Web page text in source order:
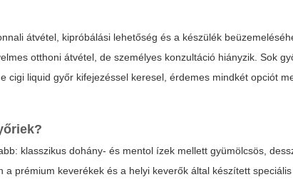
átvétel, kipróbálási lehetőség és a készülék
otthoni átvétel, de személyes konzultáció hiányzik. Sok
e cigi liquid győr kifejezéssel keresel, érdemes mindkét opciót
klasszikus dohány- és mentol ízek mellett gyümölcsös,
prémium keverékek és a helyi keverők által készített